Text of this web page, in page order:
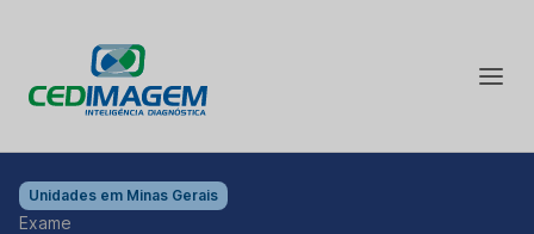
Unidades em Minas Gerais
Exame